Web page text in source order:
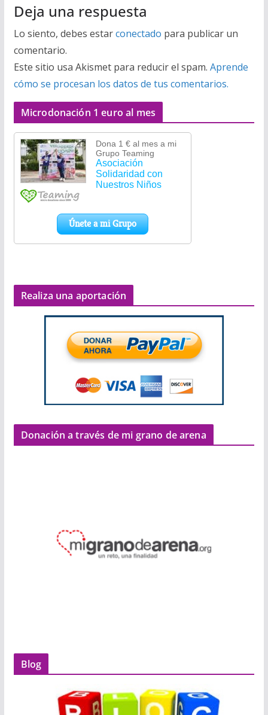
Deja una respuesta
Lo siento, debes estarconectado para publicar un
comentario.
Este sitio usa Akismet para reducir el spam. Aprende
cómo se procesan los datos de tus comentarios.
Microdonación 1 euro al mes
Realiza una aportación
Donación a través de mi grano de arena
Blog